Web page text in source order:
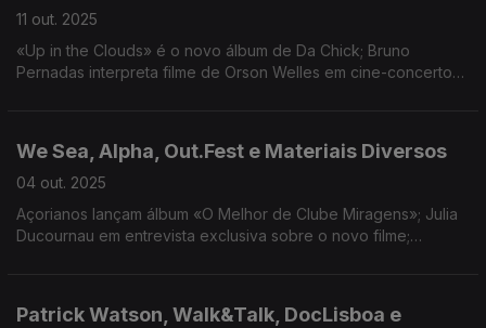
11 out. 2025
«Up in the Clouds» é o novo álbum de Da Chick; Bruno
Pernadas interpreta filme de Orson Welles em cine-concerto
We Sea, Alpha, Out.Fest e Materiais Diversos
04 out. 2025
Açorianos lançam álbum «O Melhor de Clube Miragens»; Julia
Ducournau em entrevista exclusiva sobre o novo filme;
Patrick Watson, Walk&Talk, DocLisboa e